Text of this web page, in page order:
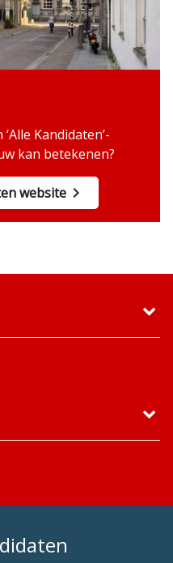
Kandidaten’-
kan betekenen?
website